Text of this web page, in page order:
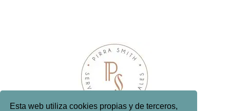
Esta web utiliza cookies propias y de terceros,